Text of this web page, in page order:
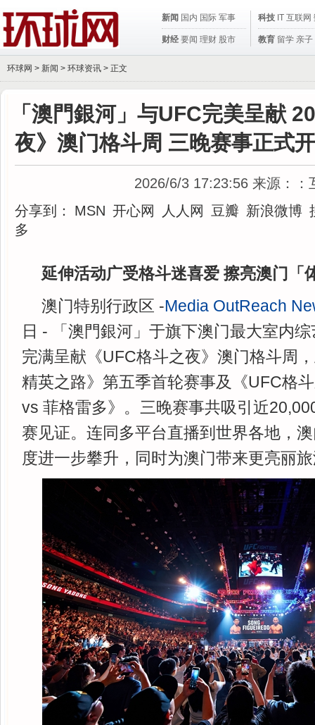
新闻 国内 国际 军事
财经 要闻 理财 股市
科技 IT 互联网
教育 留学 亲子
环球网 > 新闻 > 环球资讯 > 正文
「澳門銀河」与UFC完美呈献
夜》澳门格斗周 三晚赛事正式
2026/6/3 17:23:56 来源：：
分享到：
MSN 开心网 人人网 豆瓣 新浪微博
多
延伸活动广受格斗迷喜爱 擦亮澳门「
澳门特别行政区 -Media OutReach
日 - 「澳門銀河」于旗下澳门最大室内
完满呈献《UFC格斗之夜》澳门格斗周
精英之路》第五季首轮赛事及《UFC格
vs 菲格雷多》。三晚赛事共吸引近
赛见证。连同多平台直播到世界各地，
度进一步攀升，同时为澳门带来更亮丽